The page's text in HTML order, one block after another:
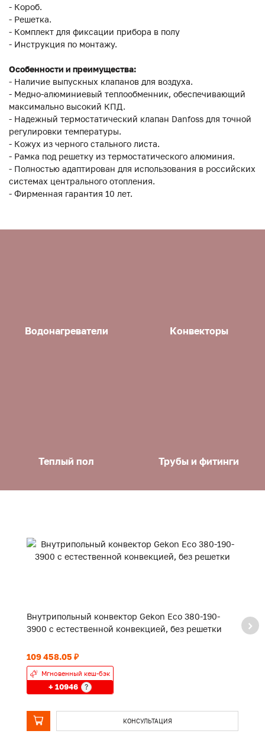
- Короб.
- Решетка.
- Комплект для фиксации прибора в полу
- Инструкция по монтажу.
Особенности и преимущества:
- Наличие выпускных клапанов для воздуха.
- Медно-алюминиевый теплообменник, обеспечивающий
максимально высокий КПД.
- Надежный термостатический клапан Danfoss для точной
регулировки температуры.
- Кожух из черного стального листа.
- Рамка под решетку из термостатического алюминия.
- Полностью адаптирован для использования в российских
системах центрального отопления.
- Фирменная гарантия 10 лет.
Водонагреватели Конвекторы
Теплый пол Трубы и фитинги
Внутрипольный конвектор Gekon Eco 380-190-
3900 с естественной конвекцией, без решетки
109 458.05 ₽
Мгновенный кеш-бэк
+ 10946 ?
КОНСУЛЬТАЦИЯ